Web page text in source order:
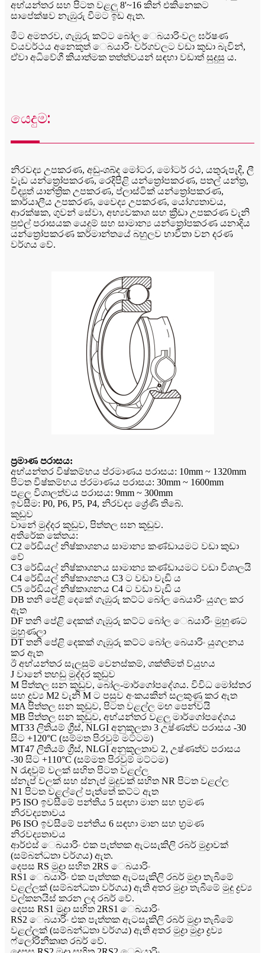
අභ්යන්තර සහ පිටත වළලු 8'~16 කින් එකිනෙකට
සාපේක්ෂව නැඹුරු වීමට ඉඩ ඇත.
මීට අමතරව, ගැඹුරු කට්ට බෝල ෙබයාරිංවල ඝර්ෂණ
ව්යවර්ථය අනෙකුත් ෙබයාරිං වර්ගවලට වඩා කුඩා බැවින්,
ඒවා අධිවේගී කියාත්මක තත්ත්වයන් සඳහා වඩාත් සුදුසු ය.
යෙදුම:
නිරවද්‍ය උපකරණ, අඩු-ශබ්ද මෝටර, මෝටර් රථ, යතුරුපැදි, ලී
වැඩ යන්ත්‍රෝපකරණ, රෙදිපිළි යන්ත්‍රෝපකරණ, පතල් යන්ත්‍ර,
විද්‍යුත් යාන්ත්‍රික උපකරණ, ප්ලාස්ටික් යන්ත්‍රෝපකරණ,
කාර්යාලීය උපකරණ, වෛද්‍ය උපකරණ, යෝග්‍යතාවය,
ආරක්ෂක, ගුවන් සේවා, අභ්‍යවකාශ සහ ක්‍රීඩා උපකරණ වැනි
පුළුල් පරාසයක යෙදුම් සහ සාමාන්‍ය යන්ත්‍රෝපකරණ යනාදිය
යන්ත්‍රෝපකරණ කර්මාන්තයේ බහුලව භාවිතා වන දරණ
වර්ගය වේ.
ප්‍රමාණ පරාසය:
අභ්යන්තර විෂ්කම්භය ප්රමාණය පරාසය: 10mm ~ 1320mm
පිටත විෂ්කම්භය ප්රමාණය පරාසය: 30mm ~ 1600mm
පළල විශාලත්වය පරාසය: 9mm ~ 300mm
ඉවසීම: P0, P6, P5, P4, නිරවද්‍ය ශ්‍රේණි තිබේ.
කූඩුව
වානේ මුද්දර කූඩුව, පිත්තල ඝන කූඩුව.
අතිරේක කේතය:
C2 රේඩියල් නිෂ්කාශනය සාමාන්‍ය කණ්ඩායමට වඩා කුඩා
වේ
C3 රේඩියල් නිෂ්කාශනය සාමාන්‍ය කණ්ඩායමට වඩා විශාලයි
C4 රේඩියල් නිෂ්කාශනය C3 ට වඩා වැඩි ය
C5 රේඩියල් නිෂ්කාශනය C4 ට වඩා වැඩි ය
DB තනි පේළි දෙකේ ගැඹුරු කට්ට බෝල බෙයාරිං යුගල කර
ඇත
DF තනි පේළි දෙකක් ගැඹුරු කට්ට බෝල ෙබයාරිං මුහුණට
මුහුණලා
DT තනි පේළි දෙකක් ගැඹුරු කට්ට බෝල බෙයාරිං යුගලනය
කර ඇත
ඊ අභ්යන්තර සැලසුම් වෙනස්කම්, ශක්තිමත් ව්යුහය
J වානේ තහඩු මුද්දර කූඩුව
M පිත්තල ඝන කූඩුව, බෝල-මාර්ගෝපදේශය. විවිධ මෝස්තර
සහ ද්‍රව්‍ය M2 වැනි M ට පසුව අංකයකින් සලකුණු කර ඇත
MA පිත්තල ඝන කූඩුව, පිටත වළල්ල මඟ පෙන්වයි
MB පිත්තල ඝන කූඩුව, අභ්යන්තර වළලු මාර්ගෝපදේශය
MT33 ලිතියම් ග්‍රීස්, NLGI අනුකූලතා 3 උෂ්ණත්ව පරාසය -30
සිට +120°C (සම්මත පිරවුම් මට්ටම)
MT47 ලිතියම් ග්‍රීස්, NLGI අනුකූලතාව 2, උෂ්ණත්ව පරාසය
-30 සිට +110°C (සම්මත පිරවුම් මට්ටම)
N රැඳවුම් වලක් සහිත පිටත වළල්ල
ස්නැප් වලක් සහ ස්නැප් මුදුවක් සහිත NR පිටත වළල්ල
N1 පිටත වළල්ලේ පැත්තේ කට්ට ඇත
P5 ISO ඉවසීමේ පන්තිය 5 සඳහා මාන සහ භ්‍රමණ
නිරවද්‍යතාවය
P6 ISO ඉවසීමේ පන්තිය 6 සඳහා මාන සහ භ්‍රමණ
නිරවද්‍යතාවය
ආර්එස් ෙබයාරිං එක පැත්තක ඇටසැකිලි රබර් මුද්‍රාවක්
(සම්බන්ධතා වර්ගය) ඇත.
දෙපස RS මුද්‍රා සහිත 2RS ෙබයාරිං
RS1 ෙබයාරිං එක පැත්තක ඇටසැකිලි රබර් මුද්‍රා තැබීමේ
වළල්ලක් (සම්බන්ධතා වර්ගය) ඇති අතර මුද්‍රා තැබීමේ මුදු ද්‍රව්‍ය
වල්කනයිස් කරන ලද රබර් වේ.
දෙපස RS1 මුද්‍රා සහිත 2RS1 ෙබයාරිං
RS2 ෙබයාරිං එක පැත්තක ඇටසැකිලි රබර් මුද්‍රා තැබීමේ
වළල්ලක් (සම්බන්ධතා වර්ගය) ඇති අතර මුද්‍රා මුද්‍රා ද්‍රව්‍ය
ෆ්ලෝරිනීකෘත රබර් වේ.